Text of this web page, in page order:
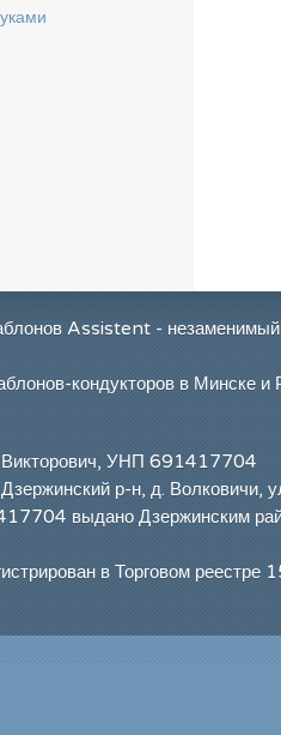
Assistent -
кондукторов в Минске и
Викторович, УНП 691417704
р-н, д. Волковичи,
выдано Дзержинским
в Торговом